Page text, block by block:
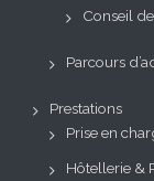
Conseil
Parcours
Prestations
Prise en
Hôtellerie &